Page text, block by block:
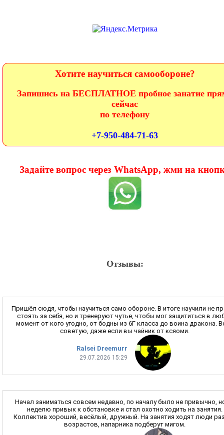
Хотите научиться самообороне?
Запишись на БЕСПЛАТНОЕ пробное занатие
сейчас
по телефону
+7-950-484-71-63
Задайте вопрос через WhatsApp, жми на
Отзывы:
Ralsei Dreemurr
29.07.2026 15:29
Пришёл сюдя, чтобы научиться само обороне. В итоге научили не
стоять за себя, но и тренеруют чутье, чтобы мог защититься в
момент от кого угодно, от бодны из 6Г класса до воина дракона.
советую, даже если вы чайник от ксяоми.
Начал заниматься совсем недавно, по началу было не привычно,
неделю привык к обстановке и стал охотно ходить на занятия.
Коллектив хороший, весёлый, дружный. На занятия ходят люди
возрастов, напарника подберут мигом.